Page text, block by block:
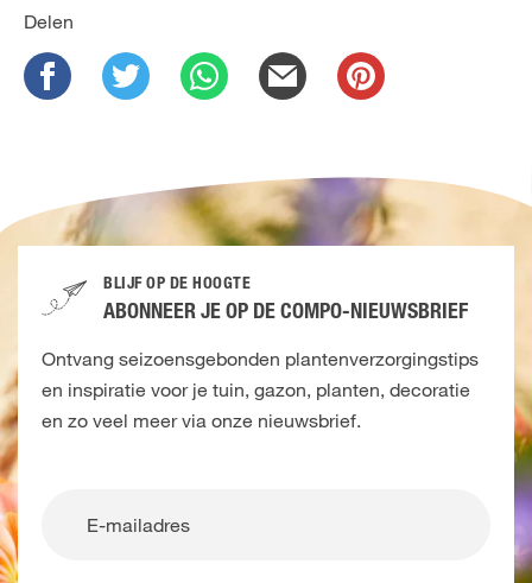
Delen
BLIJF OP DE HOOGTE
ABONNEER JE OP DE COMPO-NIEUWSBRIEF
Ontvang seizoensgebonden plantenverzorgingstips
en inspiratie voor je tuin, gazon, planten, decoratie
en zo veel meer via onze nieuwsbrief.